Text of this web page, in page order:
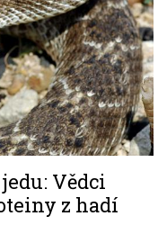
Vědci
z hadí